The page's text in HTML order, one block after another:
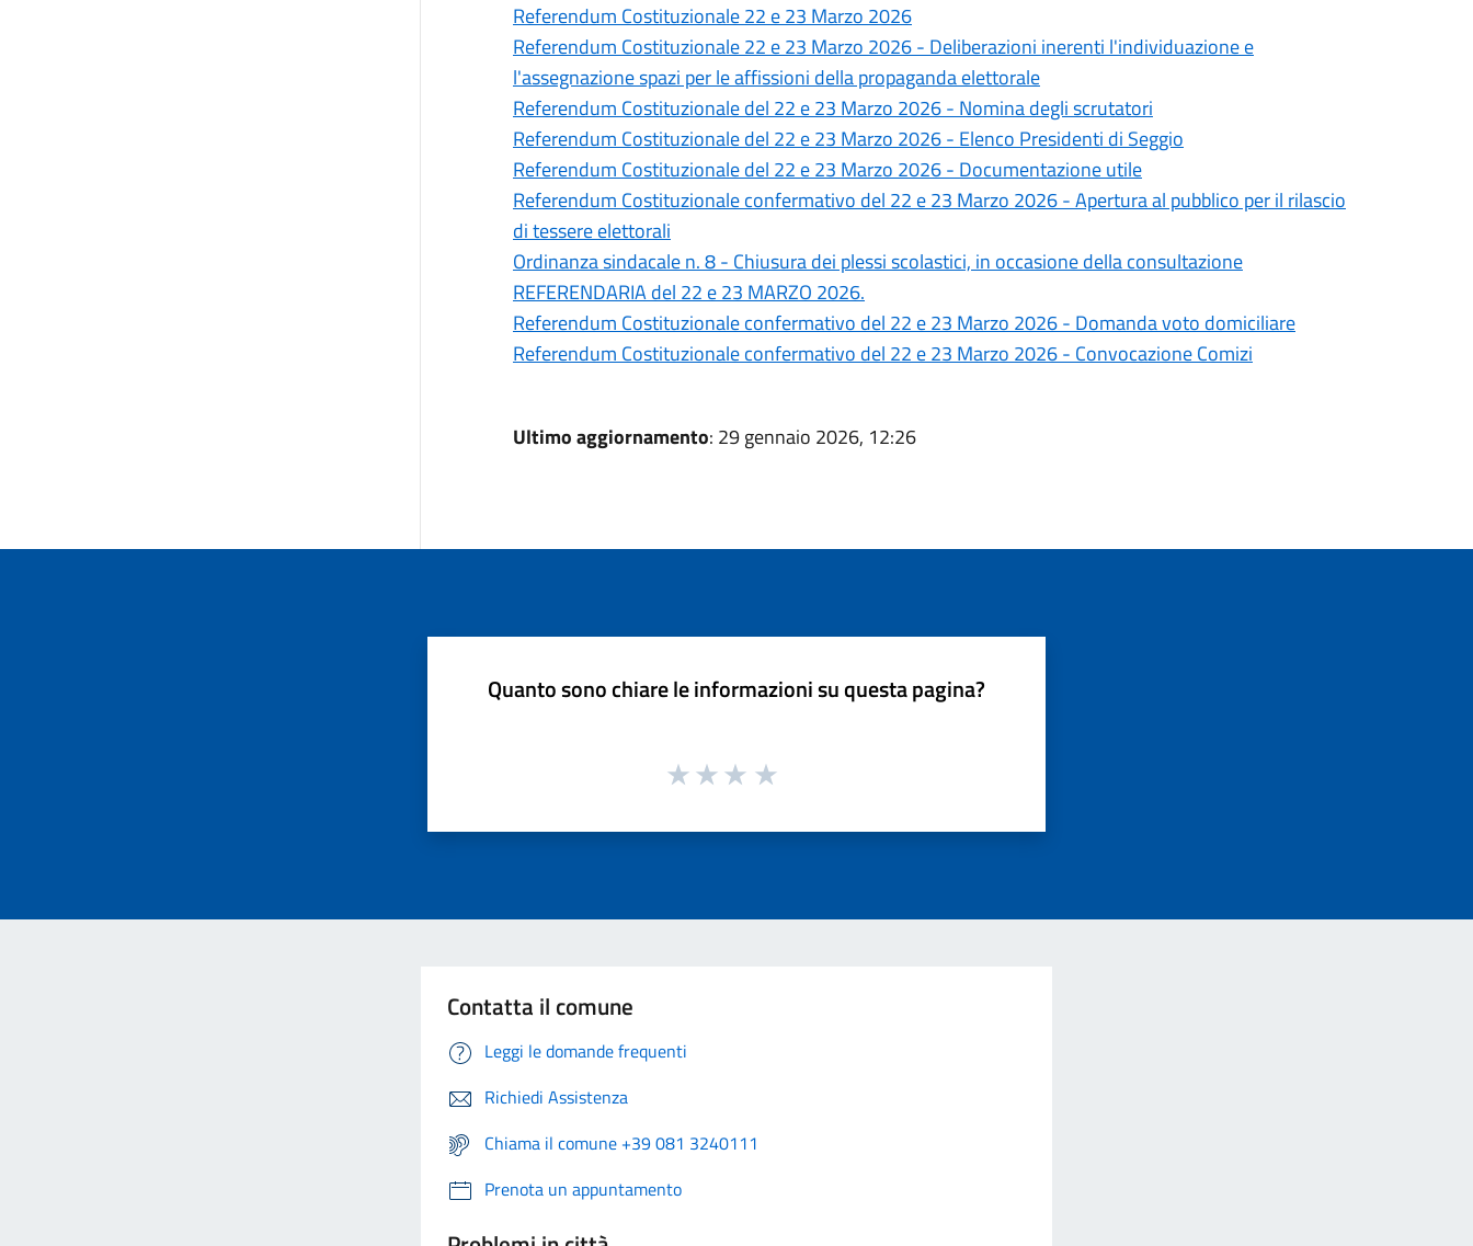
Referendum Costituzionale 22 e 23 Marzo 2026
Referendum Costituzionale 22 e 23 Marzo 2026 - Deliberazioni inerenti l'individuazione e
l'assegnazione spazi per le affissioni della propaganda elettorale
Referendum Costituzionale del 22 e 23 Marzo 2026 - Nomina degli scrutatori
Referendum Costituzionale del 22 e 23 Marzo 2026 - Elenco Presidenti di Seggio
Referendum Costituzionale del 22 e 23 Marzo 2026 - Documentazione utile
Referendum Costituzionale confermativo del 22 e 23 Marzo 2026 - Apertura al pubblico per il rilascio
di tessere elettorali
Ordinanza sindacale n. 8 - Chiusura dei plessi scolastici, in occasione della consultazione
REFERENDARIA del 22 e 23 MARZO 2026.
Referendum Costituzionale confermativo del 22 e 23 Marzo 2026 - Domanda voto domiciliare
Referendum Costituzionale confermativo del 22 e 23 Marzo 2026 - Convocazione Comizi
Ultimo aggiornamento: 29 gennaio 2026, 12:26
Quanto sono chiare le informazioni su questa pagina?
Contatta il comune
Leggi le domande frequenti
Richiedi Assistenza
Chiama il comune +39 081 3240111
Prenota un appuntamento